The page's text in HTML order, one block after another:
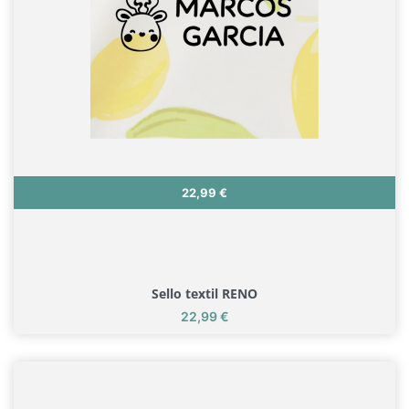
Precio
22,99 €
Sello textil RENO
Precio
22,99 €